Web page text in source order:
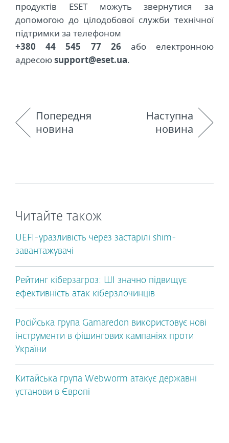
продуктів ESET можуть звернутися за
допомогою до цілодобової служби технічної
підтримки за телефоном
+380 44 545 77 26 або електронною
адресоюsupport@eset.ua.
Попередня
новина
Наступна
новина
Читайте також
UEFI-уразливість через застарілі shim-
завантажувачі
Рейтинг кіберзагроз: ШІ значно підвищує
ефективність атак кіберзлочинців
Російська група Gamaredon використовує нові
інструменти в фішингових кампаніях проти
України
Китайська група Webworm атакує державні
установи в Європі